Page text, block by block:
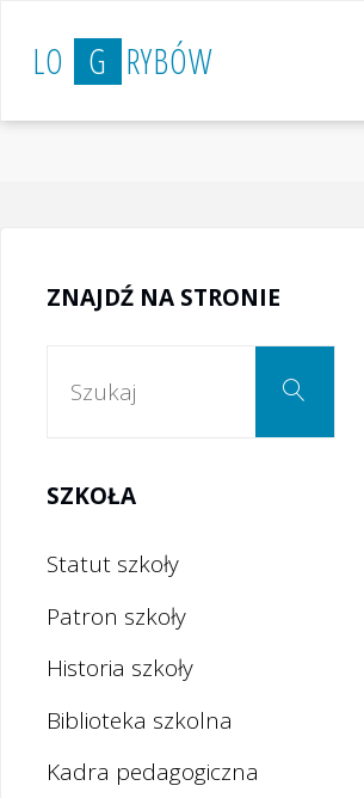
LO G RYBÓW
ZNAJDŹ NA STRONIE
Szukaj
SZKOŁA
Statut szkoły
Patron szkoły
Historia szkoły
Biblioteka szkolna
Kadra pedagogiczna